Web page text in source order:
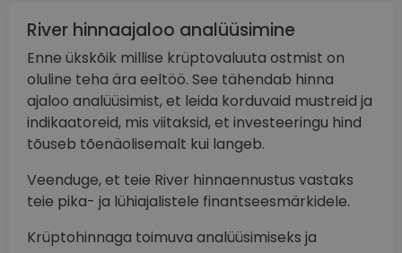
River hinnaajaloo analüüsimine
Enne ükskõik millise krüptovaluuta ostmist on
oluline teha ära eeltöö. See tähendab hinna
ajaloo analüüsimist, et leida korduvaid mustreid ja
indikaatoreid, mis viitaksid, et investeeringu hind
tõuseb tõenäolisemalt kui langeb.
Veenduge, et teie River hinnaennustus vastaks
teie pika- ja lühiajalistele finantseesmärkidele.
Krüptohinnaga toimuva analüüsimiseks ja